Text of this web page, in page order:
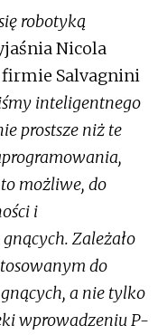
robotyką
Nicola
Salvagnini
inteligentnego
prostsze niż te
to możliwe, do
i
Zależało
do
a nie tylko
wprowadzeniu P-